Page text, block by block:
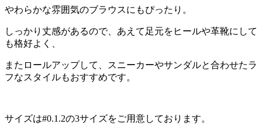
やわらかな雰囲気のブラウスにもぴったり。
しっかり丈感があるので、あえて足元をヒールや革靴にして
も格好よく、
またロールアップして、スニーカーやサンダルと合わせたラ
フなスタイルもおすすめです。
サイズは#0.1.2の3サイズをご用意しております。